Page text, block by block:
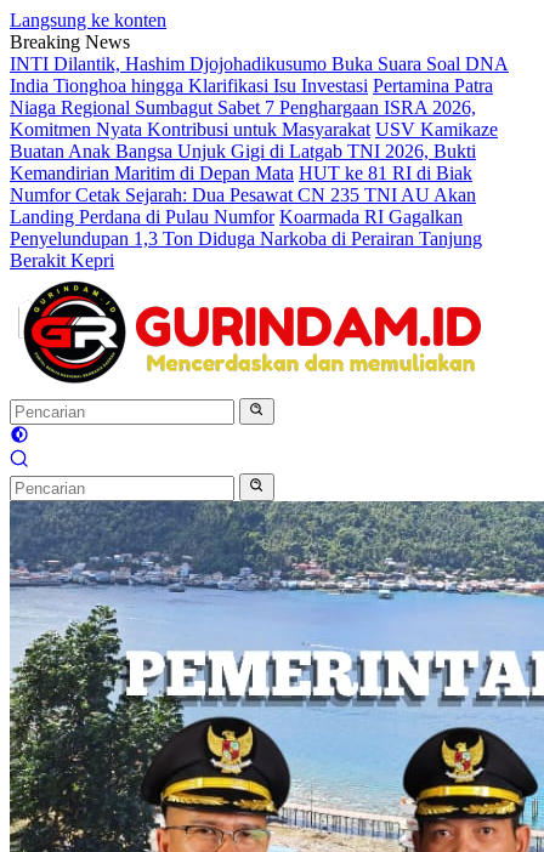
Langsung ke konten
Breaking News
INTI Dilantik, Hashim Djojohadikusumo Buka Suara Soal DNA
India Tionghoa hingga Klarifikasi Isu Investasi Pertamina Patra
Niaga Regional Sumbagut Sabet 7 Penghargaan ISRA 2026,
Komitmen Nyata Kontribusi untuk Masyarakat USV Kamikaze
Buatan Anak Bangsa Unjuk Gigi di Latgab TNI 2026, Bukti
Kemandirian Maritim di Depan Mata HUT ke 81 RI di Biak
Numfor Cetak Sejarah: Dua Pesawat CN 235 TNI AU Akan
Landing Perdana di Pulau Numfor Koarmada RI Gagalkan
Penyelundupan 1,3 Ton Diduga Narkoba di Perairan Tanjung
Berakit Kepri